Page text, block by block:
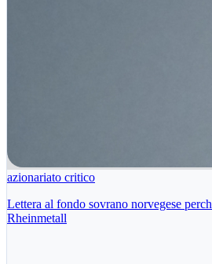
azionariato critico
Lettera al fondo sovrano norvegese
Rheinmetall